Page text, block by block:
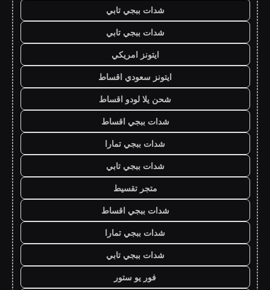
شدات ببجي تابي
شدات ببجي تابي
ايتونز امريكي
ايتونز سعودي اقساط
شحن يلا لودو اقساط
شدات ببجي اقساط
شدات ببجي تمارا
شدات ببجي تابي
متجر تقسيط
شدات ببجي اقساط
شدات ببجي تمارا
شدات ببجي تابي
فور يو ستور